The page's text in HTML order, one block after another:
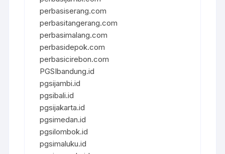
perbasiserang.com
perbasitangerang.com
perbasimalang.com
perbasidepok.com
perbasicirebon.com
PGSIbandung.id
pgsijambi.id
pgsibali.id
pgsijakarta.id
pgsimedan.id
pgsilombok.id
pgsimaluku.id